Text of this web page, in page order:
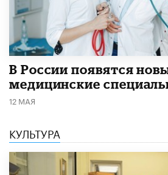
В России появятся
медицинские
12 МАЯ
КУЛЬТУРА